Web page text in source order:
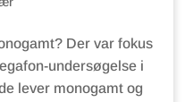
Der var fokus
undersøgelse i
lever monogamt og